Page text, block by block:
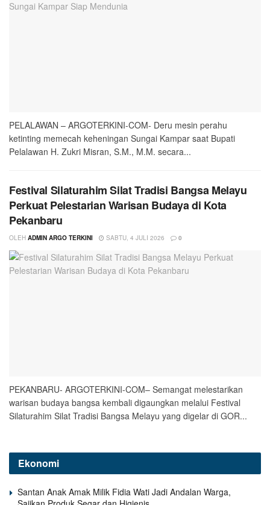
PELALAWAN – ARGOTERKINI-COM- Deru mesin perahu
ketinting memecah keheningan Sungai Kampar saat Bupati
Pelalawan H. Zukri Misran, S.M., M.M. secara...
Festival Silaturahim Silat Tradisi Bangsa Melayu
Perkuat Pelestarian Warisan Budaya di Kota
Pekanbaru
OLEH ADMIN ARGO TERKINI SABTU, 4 JULI 2026 0
PEKANBARU- ARGOTERKINI-COM– Semangat melestarikan
warisan budaya bangsa kembali digaungkan melalui Festival
Silaturahim Silat Tradisi Bangsa Melayu yang digelar di GOR...
Ekonomi
Santan Anak Amak Milik Fidia Wati Jadi Andalan Warga,